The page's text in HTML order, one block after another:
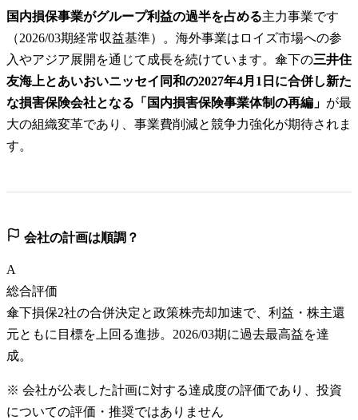
国内損保事業がグループ利益の過半を占める主力事業です
（2026/03期経常収益基準）。海外事業はロイズ市場への参
入やアジア展開を通じて成長を続けています。傘下の三井住
友海上とあいおいニッセイ同和の2027年4月1日に合併し新た
な損害保険会社となる「国内損害保険事業体制の再編」 が最
大の組織変革であり、事業費削減と競争力強化が期待されま
す。
会社の計画は順調？
A
総合評価
傘下損保2社の合併決定と政策株売却加速で、利益・株主還
元ともに目標を上回る進捗。2026/03期に過去最高益を達
成。
※ 会社が公表した計画に対する達成度の評価であり、投資
についての評価・推奨ではありません